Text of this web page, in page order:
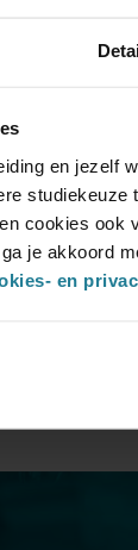
en jezelf
cookies ook
je
en
zoek ik